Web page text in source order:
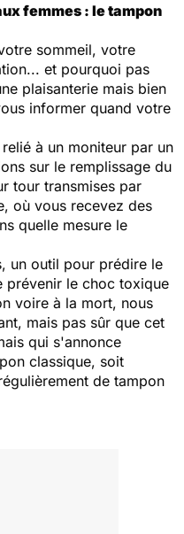
femmes : le tampon
sommeil, votre
et pourquoi pas
plaisanterie mais bien
informer quand votre
à un moniteur par un
sur le remplissage du
tour transmises par
où vous recevez des
quelle mesure le
un outil pour prédire le
prévenir le choc toxique
voire à la mort, nous
mais pas sûr que cet
qui s'annonce
classique, soit
de tampon